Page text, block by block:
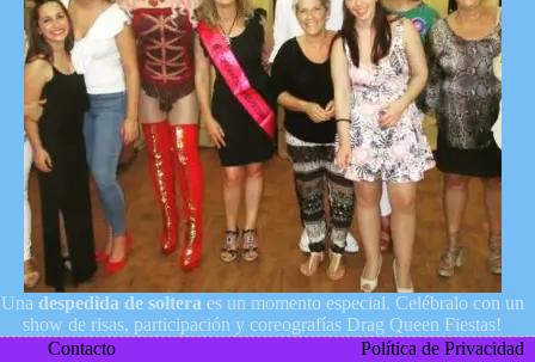
Una despedida de soltera es un momento especial. Celébralo con un
show de risas, participación y coreografías Drag Queen Fiestas!
Contacto
Política de Privacidad